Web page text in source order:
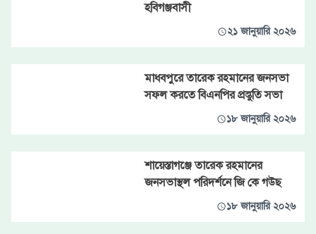
হবিগঞ্জবাসী
২১ জানুয়ারি ২০২৬
মাধবপুরে তারেক রহমানের জনসভা
সফল করতে বিএনপির প্রস্তুতি সভা
১৮ জানুয়ারি ২০২৬
শায়েস্তাগঞ্জে তারেক রহমানের
জনসভাস্থল পরিদর্শনে জি কে গউছ
১৮ জানুয়ারি ২০২৬